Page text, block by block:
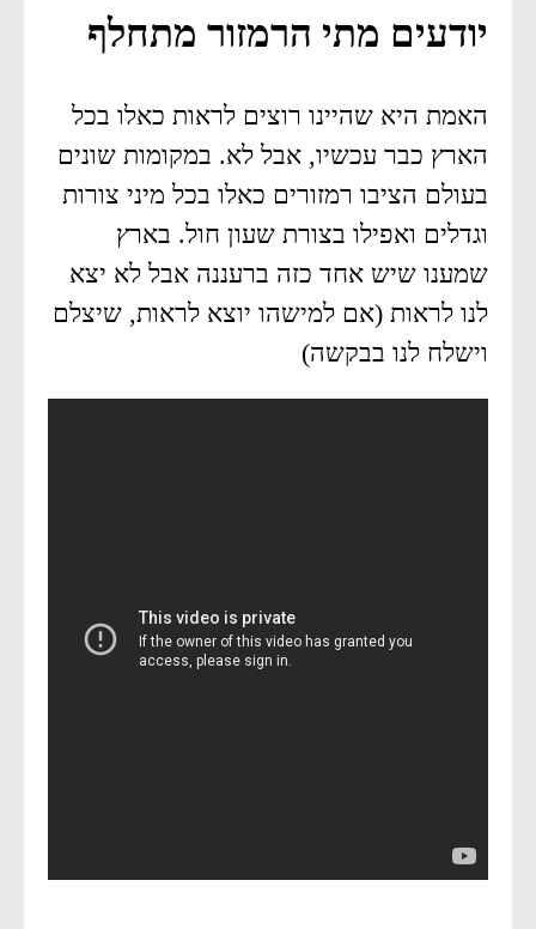
יודעים מתי הרמזור מתחלף
האמת היא שהיינו רוצים לראות כאלו בכל
הארץ כבר עכשיו, אבל לא. במקומות שונים
בעולם הציבו רמזורים כאלו בכל מיני צורות
וגדלים ואפילו בצורת שעון חול. בארץ
שמענו שיש אחד כזה ברעננה אבל לא יצא
לנו לראות (אם למישהו יוצא לראות, שיצלם
וישלח לנו בבקשה)